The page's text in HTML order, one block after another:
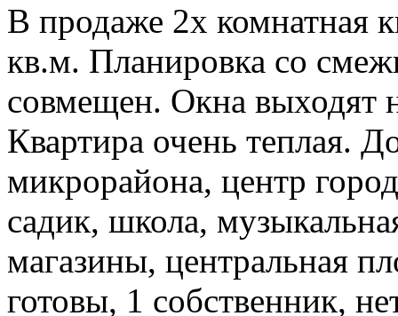
В продаже 2х комнатная
кв.м. Планировка со
совмещен. Окна выходят
Квартира очень теплая.
микрорайона, центр
садик, школа,
магазины, центральная
готовы, 1 собственник,